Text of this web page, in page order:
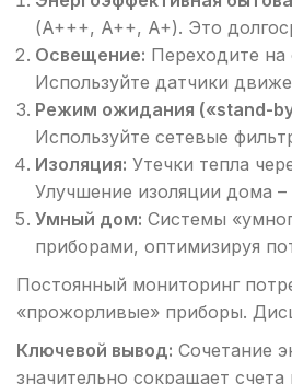
(A+++, A++, A+). Это
Освещение: Переходите
Используйте датчики
Режим ожидания («stand-
Используйте сетевые
Изоляция: Утечки тепла
Улучшение изоляции дома
Умный дом: Системы
приборами, оптимизируя
Постоянный мониторинг
«прожорливые» приборы.
Ключевой вывод: Сочетание
значительно сокращает